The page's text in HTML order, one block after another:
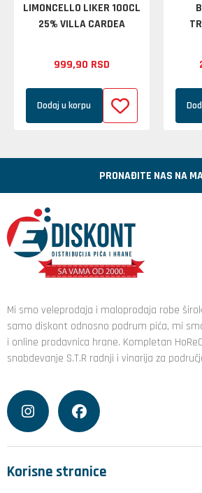
LIMONCELLO LIKER 100CL
25% VILLA CARDEA
999,90 RSD
Dodaj u korpu
PRONAĐITE NAS NA
Mi smo veleprodaja i maloprodaja robe
samo diskont odnosno podrum pića, mi
i online prodavnica hrane. Kompletan
snabdevanje S.T.R radnji i vinarija za
Korisne stranice